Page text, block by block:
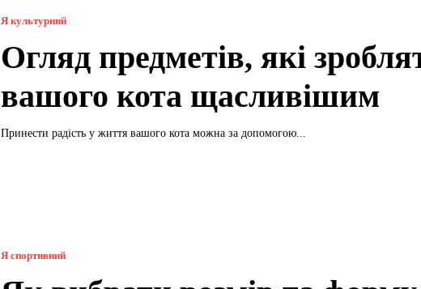
Я культурний
Огляд предметів, які
вашого кота щасливішим
Принести радість у життя вашого кота можна за допомогою...
Я спортивний